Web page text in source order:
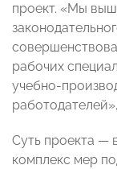
проект. «Мы
рабочих
учебно-
Суть проекта —
комплекс мер